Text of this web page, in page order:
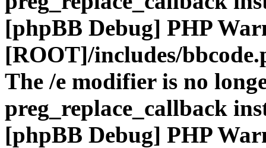
[phpBB Debug] PHP
[ROOT]/includes/
The /e modifier is no
preg_replace_callback
[phpBB Debug] PHP